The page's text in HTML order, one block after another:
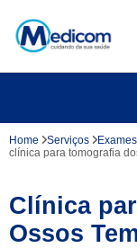
Home Serviços
clínica para tomografia
Clínica
Ossos